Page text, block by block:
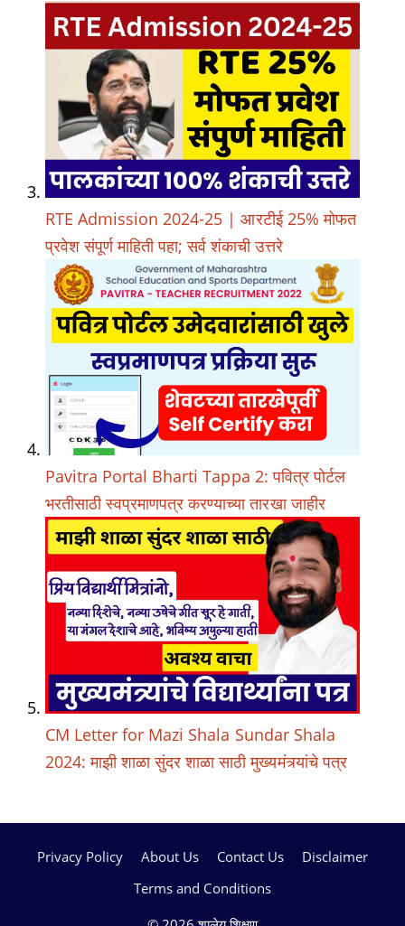
RTE Admission 2024-25 | आरटीई 25% मोफत
प्रवेश संपूर्ण माहिती पहा; सर्व शंकाची उत्तरे
Pavitra Portal Bharti Tappa 2: पवित्र पोर्टल
भरतीसाठी स्वप्रमाणपत्र करण्याच्या तारखा जाहीर
CM Letter for Mazi Shala Sundar Shala
2024: माझी शाळा सुंदर शाळा साठी मुख्यमंत्र्यांचे पत्र
Privacy Policy About Us Contact Us
Disclaimer
Terms and Conditions